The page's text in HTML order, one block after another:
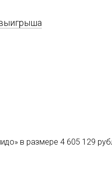
в размере 4 605 129